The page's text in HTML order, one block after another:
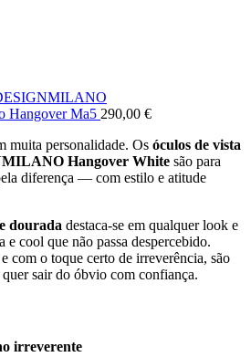
Hangover Ma5 290,00 €
muita personalidade. Os óculos de vista
Hangover White são para
diferença — com estilo e atitude
dourada destaca-se em qualquer look e
e cool que não passa despercebido.
com o toque certo de irreverência, são
sair do óbvio com confiança.
irreverente